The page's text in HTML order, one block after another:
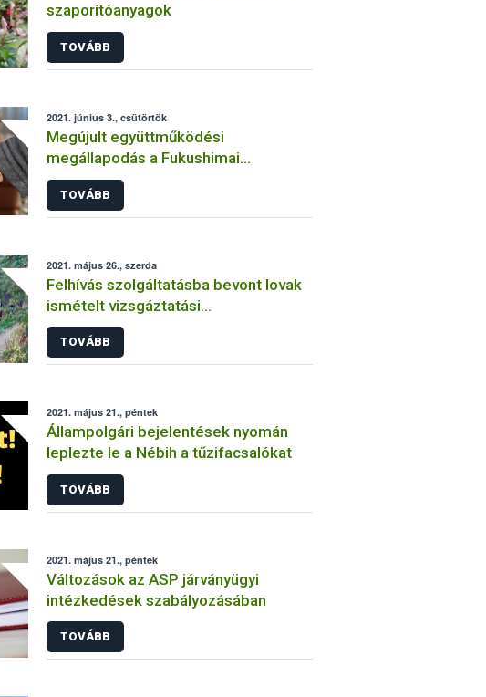
szaporítóanyagok
TOVÁBB
2021. június 3., csütörtök
Megújult együttműködési
megállapodás a Fukushimai
Egyetemmel
TOVÁBB
2021. május 26., szerda
Felhívás szolgáltatásba bevont lovak
ismételt vizsgáztatási
kötelezettségére
TOVÁBB
2021. május 21., péntek
Állampolgári bejelentések nyomán
leplezte le a Nébih a tűzifacsalókat
TOVÁBB
2021. május 21., péntek
Változások az ASP járványügyi
intézkedések szabályozásában
TOVÁBB